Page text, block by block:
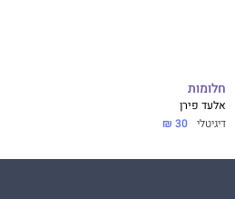
חלומות
אלעד פירן
דיגיטלי 30 ₪